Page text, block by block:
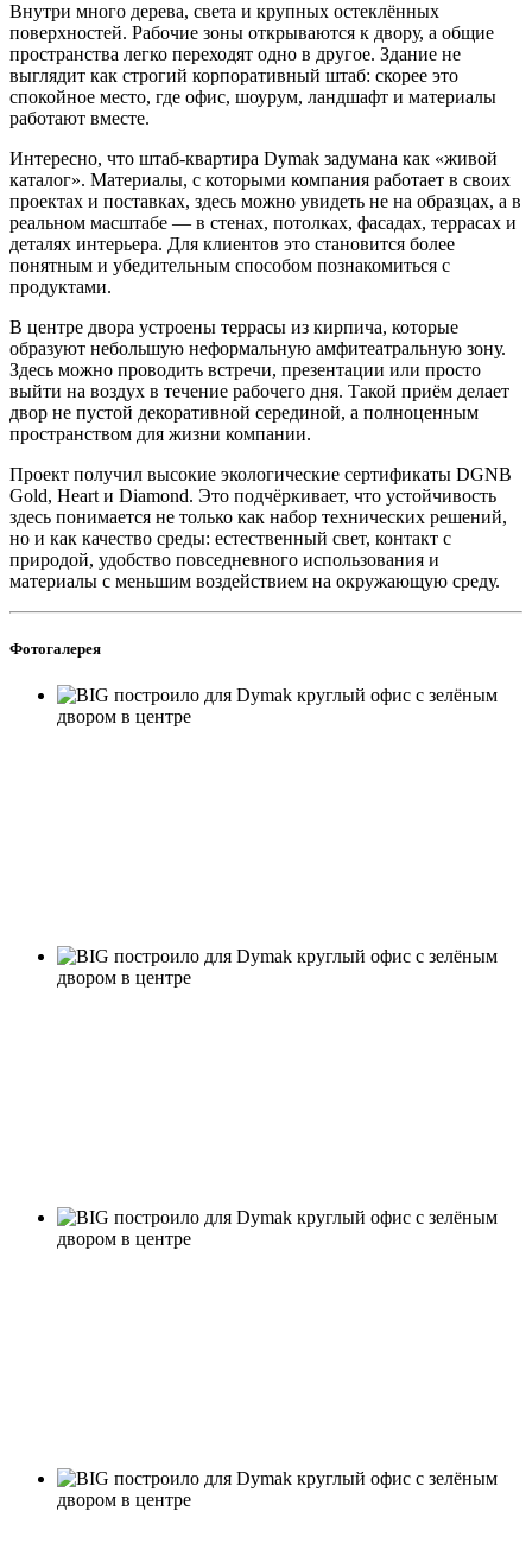
Внутри много дерева, света и крупных остеклённых
поверхностей. Рабочие зоны открываются к двору, а общие
пространства легко переходят одно в другое. Здание не
выглядит как строгий корпоративный штаб: скорее это
спокойное место, где офис, шоурум, ландшафт и материалы
работают вместе.
Интересно, что штаб-квартира Dymak задумана как «живой
каталог». Материалы, с которыми компания работает в своих
проектах и поставках, здесь можно увидеть не на образцах, а в
реальном масштабе — в стенах, потолках, фасадах, террасах и
деталях интерьера. Для клиентов это становится более
понятным и убедительным способом познакомиться с
продуктами.
В центре двора устроены террасы из кирпича, которые
образуют небольшую неформальную амфитеатральную зону.
Здесь можно проводить встречи, презентации или просто
выйти на воздух в течение рабочего дня. Такой приём делает
двор не пустой декоративной серединой, а полноценным
пространством для жизни компании.
Проект получил высокие экологические сертификаты DGNB
Gold, Heart и Diamond. Это подчёркивает, что устойчивость
здесь понимается не только как набор технических решений,
но и как качество среды: естественный свет, контакт с
природой, удобство повседневного использования и
материалы с меньшим воздействием на окружающую среду.
Фотогалерея